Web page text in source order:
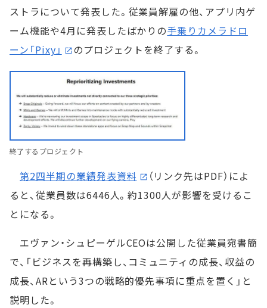
ストラについて発表した。従業員解雇の他、アプリ内ゲ
ーム機能や4月に発表したばかりの手乗りカメラドロ
ーン「Pixy」
のプロジェクトを終了する。
終了するプロジェクト
第2四半期の業績発表資料
（リンク先はPDF）によ
ると、従業員数は6446人。約1300人が影響を受けるこ
とになる。
エヴァン・シュピーゲルCEOは公開した従業員宛書簡
で、「ビジネスを再構築し、コミュニティの成長、収益の
成長、ARという3つの戦略的優先事項に重点を置く」と
説明した。